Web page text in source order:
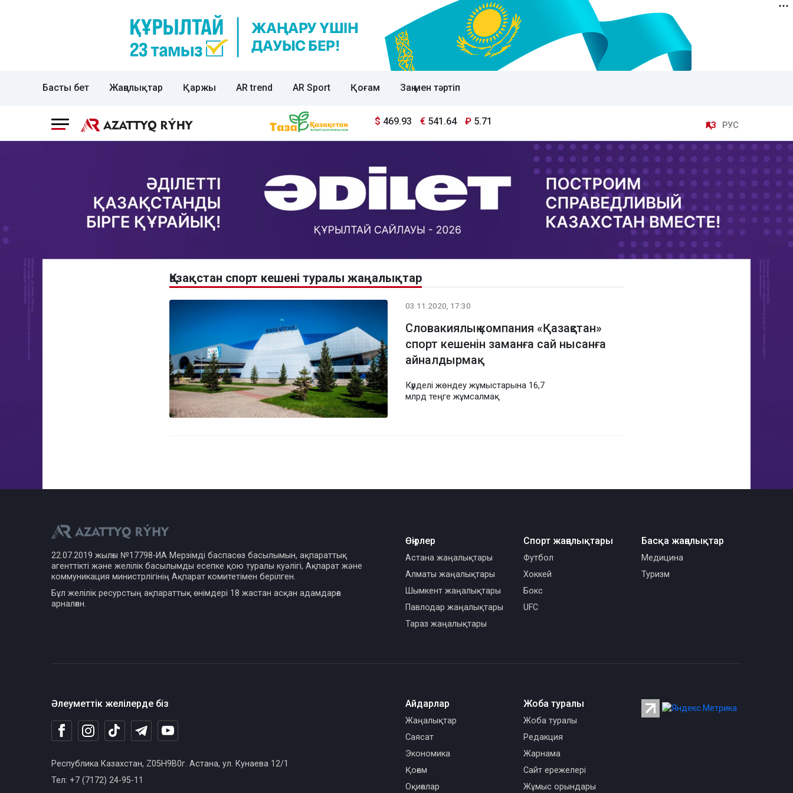
Басты бет Жаңалықтар Қаржы AR trend AR Sport Қоғам Заң мен тәртіп
$ 469.93 € 541.64 ₽ 5.71 ҚАЗ РУС
Қазақстан спорт кешені туралы жаңалықтар
03.11.2020, 17:30
Словакиялық компания «Қазақстан»
спорт кешенін заманға сай нысанға
айналдырмақ
Күрделі жөндеу жұмыстарына 16,7
млрд теңге жұмсалмақ
22.07.2019 жылғы №17798-ИА Мерзімді баспасөз басылымын, ақпараттық
агенттікті және желілік басылымды есепке қою туралы куәлігі, Ақпарат және
коммуникация министрлігінің Ақпарат комитетімен берілген.
Бұл желілік ресурстың ақпараттық өнімдері 18 жастан асқан адамдарға
арналған.
Өңірлер
Астана жаңалықтары
Алматы жаңалықтары
Шымкент жаңалықтары
Павлодар жаңалықтары
Тараз жаңалықтары
Спорт жаңалықтары
Футбол
Хоккей
Бокс
UFC
Басқа жаңалықтар
Медицина
Туризм
Әлеуметтік желілерде біз
Республика Казахстан, Z05H9B0г. Астана, ул. Кунаева 12/1
Тел: +7 (7172) 24-95-11
Айдарлар
Жаңалықтар
Саясат
Экономика
Қоғам
Оқиғалар
Жоба туралы
Жоба туралы
Редакция
Жарнама
Сайт ережелері
Жұмыс орындары